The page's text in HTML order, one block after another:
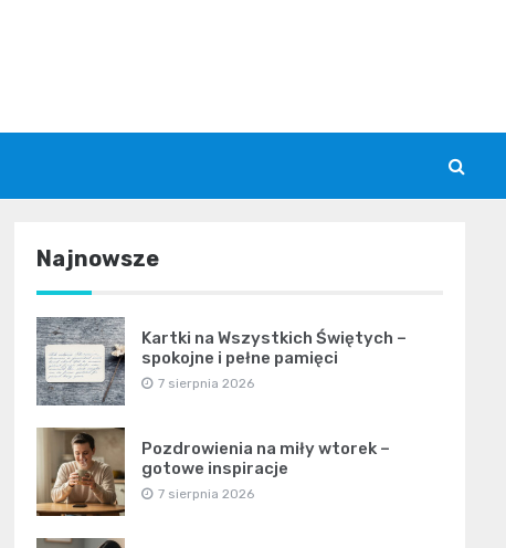
Najnowsze
Kartki na Wszystkich Świętych –
spokojne i pełne pamięci
7 sierpnia 2026
Pozdrowienia na miły wtorek –
gotowe inspiracje
7 sierpnia 2026